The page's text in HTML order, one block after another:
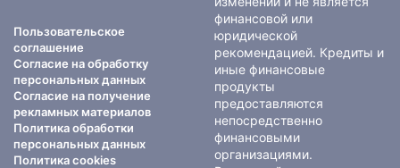
Пользовательское
соглашение
Согласие на обработку
персональных данных
Согласие на получение
рекламных материалов
Политика обработки
персональных данных
Политика cookies
финансовой или
юридической
рекомендацией. Кредиты и
иные финансовые
продукты
предоставляются
непосредственно
финансовыми
организациями.